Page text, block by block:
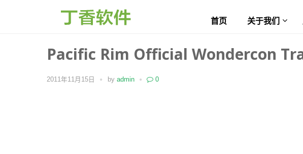
首页 关于我们
Pacific Rim Official Wondercon
2011年11月15日 by admin 0